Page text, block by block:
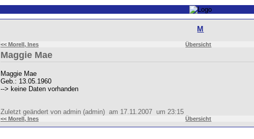
M
<< Morell, Ines Übersicht
Maggie Mae
Maggie Mae
Geb.: 13.05.1960
--> keine Daten vorhanden
Zuletzt geändert von admin (admin) am 17.11.2007 um 23:15
<< Morell, Ines Übersicht